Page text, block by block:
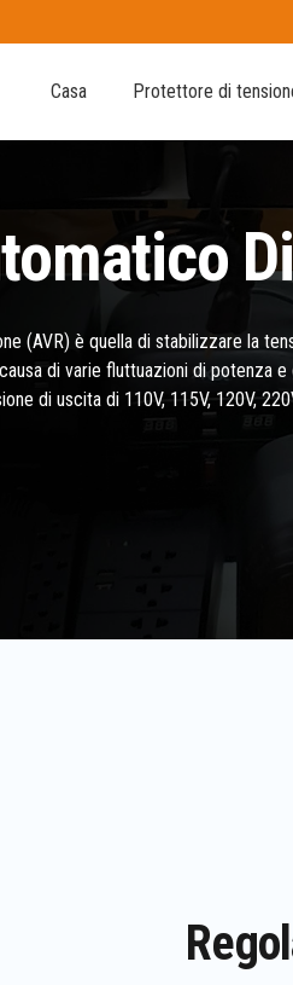
Casa Protettore di
(AVR) è quella di stabilizzare la
di varie fluttuazioni di potenza
di uscita di 110V, 115V, 120V,